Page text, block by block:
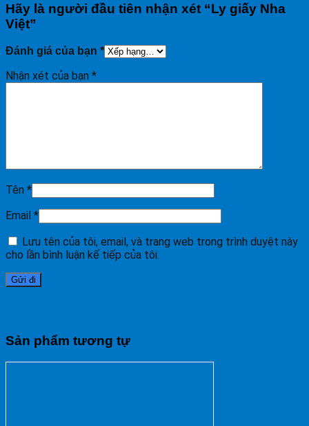
Hãy là người đầu tiên nhận xét “Ly giấy Nha
Việt”
Đánh giá của bạn *
Nhận xét của bạn *
Tên *
Email *
Lưu tên của tôi, email, và trang web trong trình duyệt này
cho lần bình luận kế tiếp của tôi.
Sản phẩm tương tự